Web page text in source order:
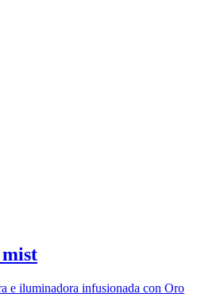
e iluminadora infusionada con Oro